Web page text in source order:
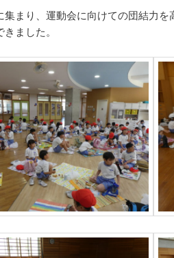
集まり、運動会に向けての団結力
ました。